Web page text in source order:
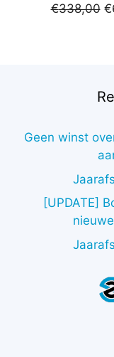
€338,00 €
Geen winst
[UPDATE]